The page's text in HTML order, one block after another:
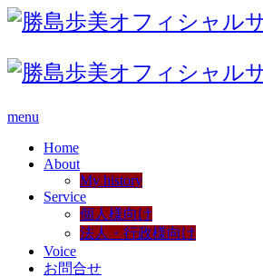
menu
Home
About
My history
Service
個人様向け
法人・行政様向け
Voice
お問合せ